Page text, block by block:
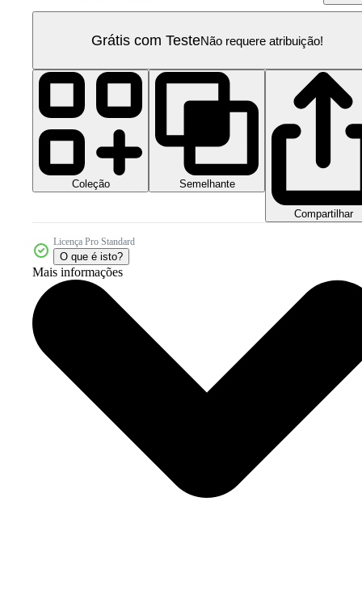
Grátis com TesteNão requere atribuição!
Coleção Semelhante
Compartilhar
Licença Pro Standard
O que é isto?
Mais informações